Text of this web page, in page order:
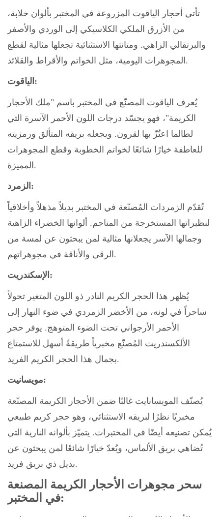
تأتي أحجار الياقوت المزروعة في المختبر بألوان خلابة،
من الأزرق الملكي الكلاسيكي إلى الوردي والأصفر
والبرتقالي الزاهي. ومتانتها الاستثنائية تجعلها مثالية لقطع
المجوهرات اليومية، مثل الخواتم والأقراط والقلائد.
الياقوت:
يُعرف الياقوت المصنّع في المختبر باسم "ملك الأحجار
الكريمة"، فهو يجسّد درجات اللون الأحمر الآسرة التي
لطالما اعتُزّ بها لقرون. ويجعله بريقه المتألق ورمزيته
للعاطفة خيارًا شائعًا لخواتم الخطوبة وقطع المجوهرات
المميزة.
الزمرد:
تُقدّم الزمردات المُصنّعة في المختبر بديلاً مذهلاً وأخلاقياً
لنظيراتها المستخرجة من المناجم. ألوانها الخضراء الزاهية
وجمالها الآسر يجعلانها مثالية لمن يبحثون عن لمسة من
الرقي والأناقة في مجوهراتهم.
الإسكندريت:
يُظهر هذا الحجر الكريم النادر ذو اللون المتغير تحولاً
ساحراً في لونه، من الأخضر الزمردي في ضوء النهار إلى
الأحمر الأرجواني تحت الضوء المتوهج. يوفر حجر
الألكسندريت المُصنّع مخبرياً طريقةً أسهل للاستمتاع
بجمال هذا الحجر الكريم الفريد.
مويسانيت:
يُصنّف المويسانايت غالبًا ضمن الأحجار الكريمة المصنّعة
مخبريًا نظرًا لبريقه الاستثنائي، وهو حجر كريم طبيعي
يُمكن تصنيعه أيضًا في المختبرات. يتميّز بألوانه النارية التي
تُضاهي بريق الألماس، ويُعدّ خيارًا شائعًا لمن يبحثون عن
بديل ذي بريق فريد.
سحر مجوهرات الأحجار الكريمة المصنعة
في المختبر: